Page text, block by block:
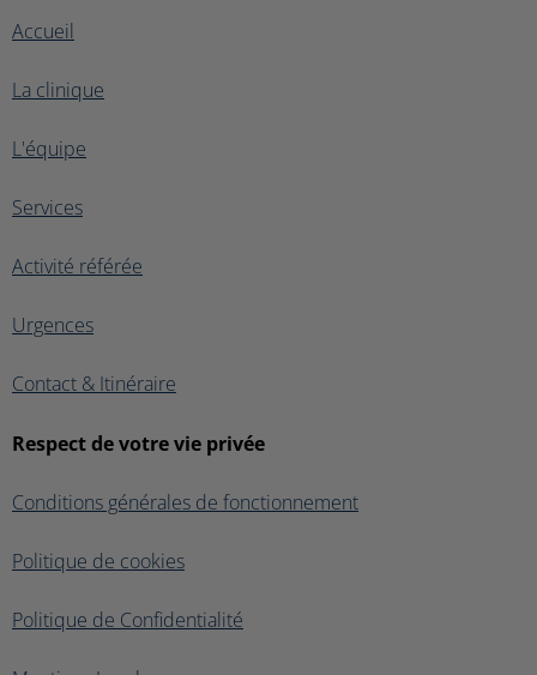
Accueil
La clinique
L'équipe
Services
Activité référée
Urgences
Contact & Itinéraire
Respect de votre vie privée
Conditions générales de fonctionnement
Politique de cookies
Politique de Confidentialité